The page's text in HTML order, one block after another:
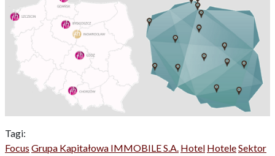
Tagi:
Focus Grupa Kapitałowa IMMOBILE S.A. Hotel HoteleSektor